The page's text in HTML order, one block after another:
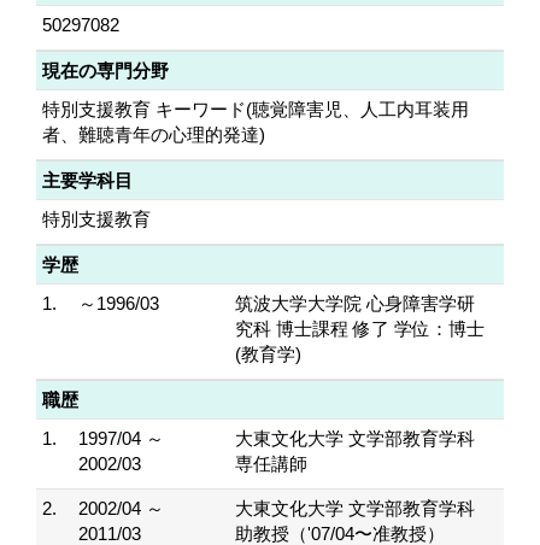
50297082
現在の専門分野
特別支援教育 キーワード(聴覚障害児、人工内耳装用
者、難聴青年の心理的発達)
主要学科目
特別支援教育
学歴
1.
～1996/03
筑波大学大学院 心身障害学研
究科 博士課程 修了 学位：博士
(教育学)
職歴
1.
1997/04 ～
2002/03
大東文化大学 文学部教育学科
専任講師
2.
2002/04 ～
2011/03
大東文化大学 文学部教育学科
助教授（'07/04〜准教授）